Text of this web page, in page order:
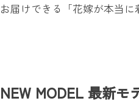
お届けできる「花嫁が本当に
NEW MODEL 最新モ